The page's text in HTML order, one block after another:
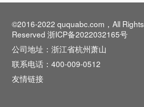
©2016-2022 ququabc.com，All Rights
Reserved 浙ICP备2022032165号
公司地址：浙江省杭州萧山
联系电话：400-009-0512
友情链接